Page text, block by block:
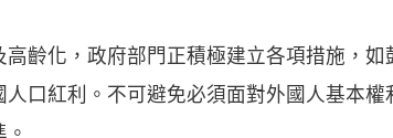
齡化，政府部門正積極建立各項措施，
口紅利。不可避免必須面對外國人基本